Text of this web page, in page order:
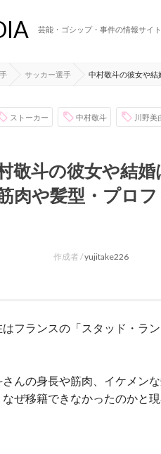
芸能・ゴシップ・事件の情報サイト
サッカー選手 中村敬斗の彼女や
ストーカー 中村敬斗 川野美
敬斗の彼女や結
肉や髪型・プロ
作成者 /yujitake226
フランスの「スタッド・ラ
んの身長や筋肉、イケメン
ぜ移籍できなかったのかと